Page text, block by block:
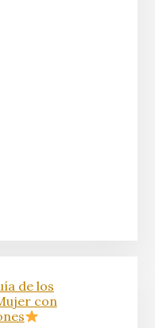
de los
con